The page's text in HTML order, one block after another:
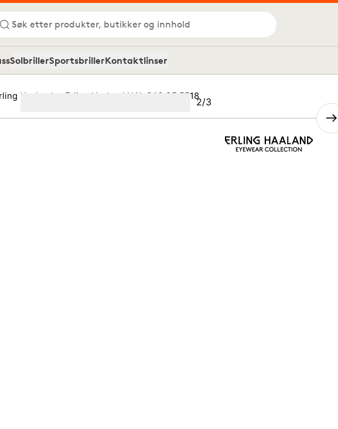
Søk etter produkter, butikker og innhold
SolbrillerSportsbrillerKontaktlinser
Haaland Erling Haaland HAL S46 C5 5518Bilde
2/3
3